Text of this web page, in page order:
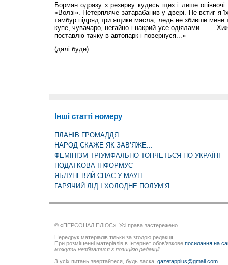
Борман одразу з резерву кудись щез і лише опівночі
«Волзі». Нетерпляче затарабанив у двері. Не встиг я
тамбур підряд три ящики масла, ледь не збивши мене
купе, чувачаро, негайно і накрий усе одіялами... —
поставлю тачку в автопарк і повернуся...»
(далі буде)
Інші статті номеру
ПЛАНІВ ГРОМАДДЯ
НАРОД СКАЖЕ ЯК ЗАВ’ЯЖЕ...
ФЕМІНІЗМ ТРІУМФАЛЬНО ТОПЧЕТЬСЯ ПО УКРАЇНІ
ПОДАТКОВА ІНФОРМУЄ
ЯБЛУНЕВИЙ СПАС У МАУП
ГАРЯЧИЙ ЛІД І ХОЛОДНЕ ПОЛУМ’Я
© «ПЕРСОНАЛ ПЛЮС». Усі права застережено.
Передрук матеріалів тільки за згодою редакції.
При розміщенні матеріалів в Інтернет обов’язкове посилання на
можуть незбігатися з позицією редакції
З усіх питань звертайтеся, будь ласка, gazetapplus@gmail.com